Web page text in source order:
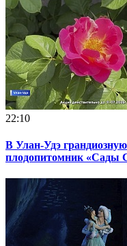
22:10
В Улан-Удэ
плодопитомник «Сады